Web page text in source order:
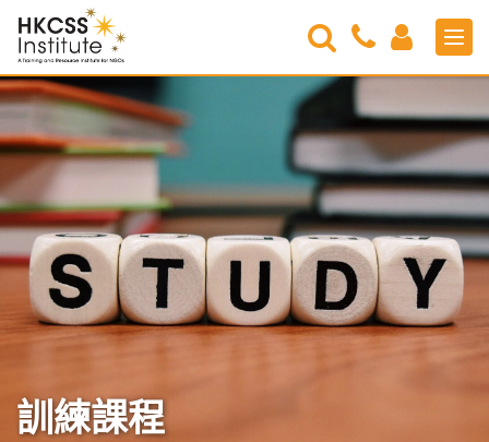
HKCSS
Institute
Search
Contact
Us
Login
訓練課程